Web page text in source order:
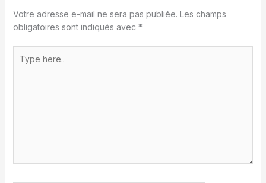
Votre adresse e-mail ne sera pas publiée. Les champs
obligatoires sont indiqués avec *
here..